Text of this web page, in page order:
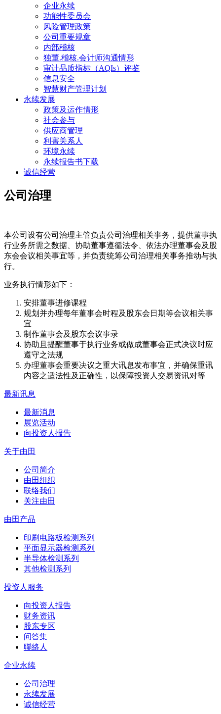
企业永续
功能性委员会
风险管理政策
公司重要规章
内部稽核
独董.稽核.会计师沟通情形
审计品质指标（AQIs）评鉴
信息安全
智慧财产管理计划
永续发展
政策及运作情形
社会参与
供应商管理
利害关系人
环境永续
永续报告书下载
诚信经营
公司治理
本公司设有公司治理主管负责公司治理相关事务，提供董事执
行业务所需之数据、协助董事遵循法令、依法办理董事会及股
东会会议相关事宜等，并负责统筹公司治理相关事务推动与执
行。
业务执行情形如下：
安排董事进修课程
规划并办理每年董事会时程及股东会日期等会议相关事
宜
制作董事会及股东会议事录
协助且提醒董事于执行业务或做成董事会正式决议时应
遵守之法规
办理董事会重要决议之重大讯息发布事宜，并确保重讯
内容之适法性及正确性，以保障投资人交易资讯对等
最新讯息
最新消息
展览活动
向投资人报告
关于由田
公司简介
由田组织
联络我们
关注由田
由田产品
印刷电路板检测系列
平面显示器检测系列
半导体检测系列
其他检测系列
投资人服务
向投资人报告
财务资讯
股东专区
问答集
聯絡人
企业永续
公司治理
永续发展
诚信经营